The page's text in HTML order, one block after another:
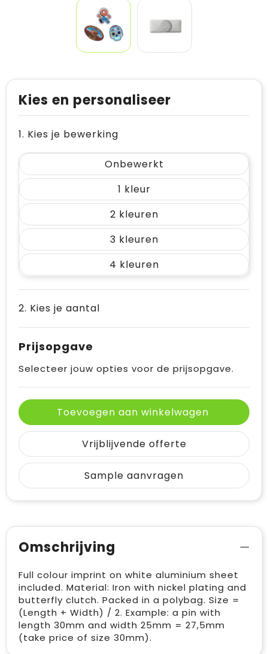
Kies en personaliseer
1. Kies je bewerking
Onbewerkt
1
2
3
4
2. Kies je aantal
Prijsopgave
Selecteer jouw opties voor de prijsopgave.
Toevoegen aan winkelwagen
Vrijblijvende offerte
Sample aanvragen
Omschrijving
Full colour imprint on white aluminium sheet
included. Material: Iron with nickel plating and
butterfly clutch. Packed in a polybag. Size =
(Length + Width) / 2. Example: a pin with
length 30mm and width 25mm = 27,5mm
(take price of size 30mm).